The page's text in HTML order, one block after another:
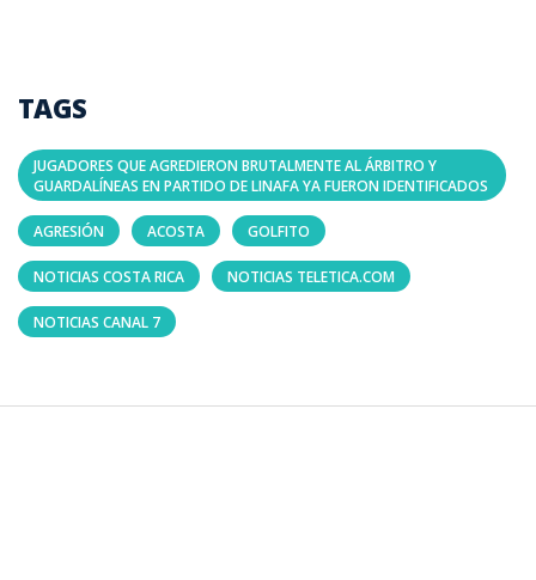
TAGS
JUGADORES QUE AGREDIERON BRUTALMENTE AL ÁRBITRO Y
GUARDALÍNEAS EN PARTIDO DE LINAFA YA FUERON IDENTIFICADOS
AGRESIÓN ACOSTA GOLFITO
NOTICIAS COSTA RICA NOTICIAS TELETICA.COM
NOTICIAS CANAL 7